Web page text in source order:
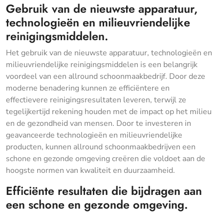
Gebruik van de nieuwste apparatuur,
technologieën en milieuvriendelijke
reinigingsmiddelen.
Het gebruik van de nieuwste apparatuur, technologieën en
milieuvriendelijke reinigingsmiddelen is een belangrijk
voordeel van een allround schoonmaakbedrijf. Door deze
moderne benadering kunnen ze efficiëntere en
effectievere reinigingsresultaten leveren, terwijl ze
tegelijkertijd rekening houden met de impact op het milieu
en de gezondheid van mensen. Door te investeren in
geavanceerde technologieën en milieuvriendelijke
producten, kunnen allround schoonmaakbedrijven een
schone en gezonde omgeving creëren die voldoet aan de
hoogste normen van kwaliteit en duurzaamheid.
Efficiënte resultaten die bijdragen aan
een schone en gezonde omgeving.